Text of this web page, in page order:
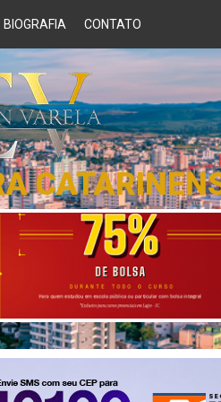
BIOGRAFIA CONTATO